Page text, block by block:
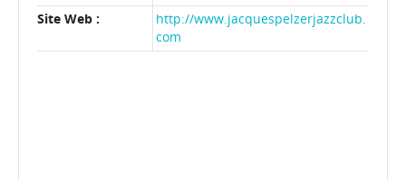
Site Web :
http://www.jacquespelzerjazzclub.
com